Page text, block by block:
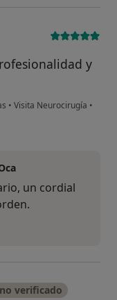
y
• Visita Neurocirugía •
un cordial
verificado